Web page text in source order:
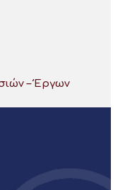
– Έργων